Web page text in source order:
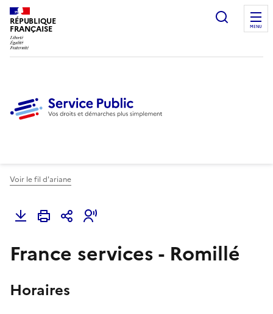
RÉPUBLIQUE
FRANÇAISE
Ouvrir
MENU
Voir le fil d'ariane
France services - Romillé
Horaires